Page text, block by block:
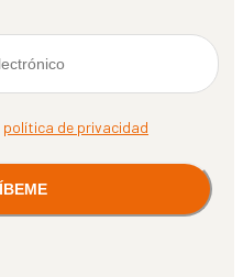
política de privacidad